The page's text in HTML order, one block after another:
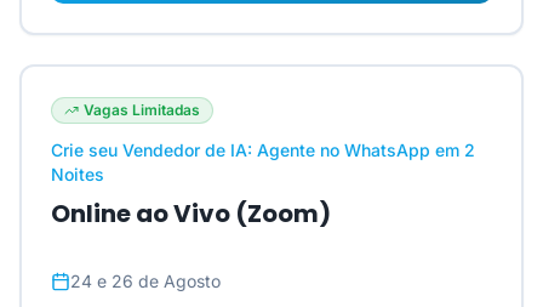
Vagas Limitadas
Crie seu Vendedor de IA: Agente no WhatsApp em 2
Noites
Online ao Vivo (Zoom)
24 e 26 de Agosto